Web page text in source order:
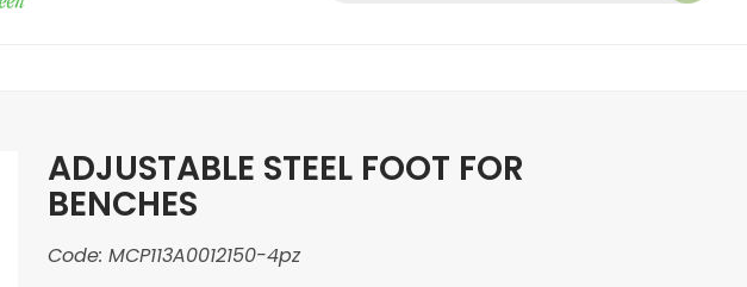
ADJUSTABLE STEEL FOOT FOR
BENCHES
Code: MCP113A0012150-4pz